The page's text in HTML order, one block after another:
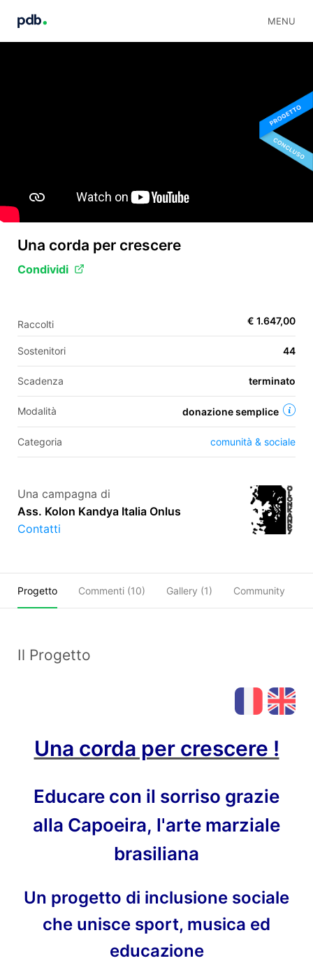
MENU
IT
EN
ES
Una corda per crescere
Condividi
Raccolti € 1.647,00
Sostenitori 44
Scadenza terminato
Modalità donazione semplice
Categoria comunità & sociale
Una campagna di
Ass. Kolon Kandya Italia Onlus
Contatti
Progetto Commenti (10) Gallery (1) Community
Il Progetto
Una corda per crescere !
Educare con il sorriso grazie
alla Capoeira, l'arte marziale
brasiliana
Un progetto di inclusione sociale
che unisce sport, musica ed
educazione